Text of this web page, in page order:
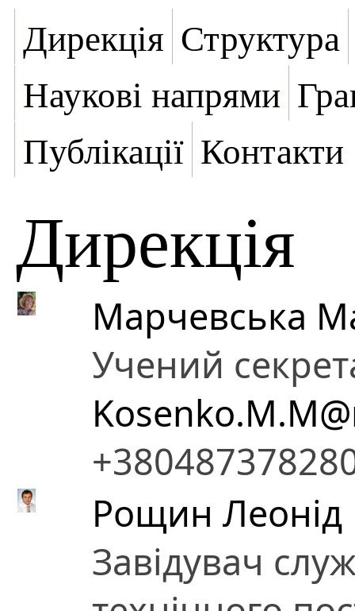
Дирекція Структура
Наукові напрями
Публікації Контакти
Дирекція
Марчевська
Учений
Рощин
Завідувач